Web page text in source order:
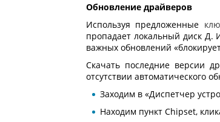
Обновление драйверов
Используя предложенные
пропадает локальный диск Д.
важных обновлений
Скачать последние версии
отсутствии автоматического
Заходим в «Диспетчер
Находим пункт Chipset,